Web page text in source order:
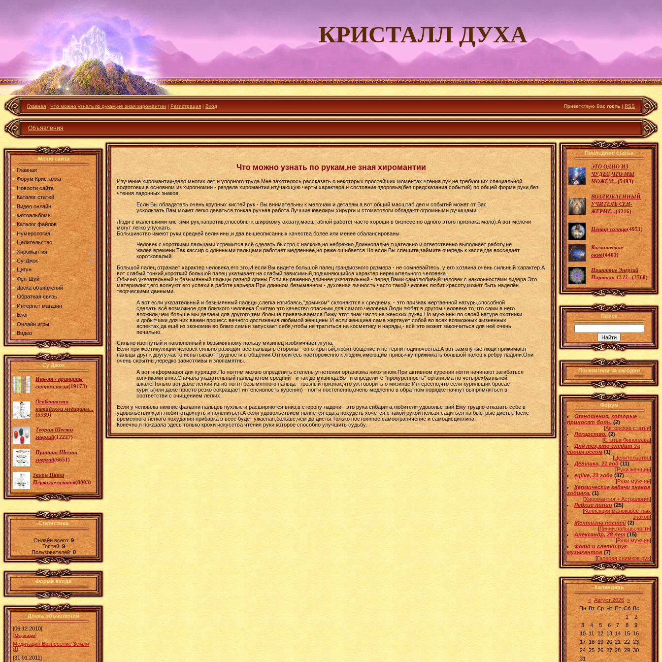
КРИСТАЛЛ ДУХА
Главная | Что можно узнать по рукам,не зная хиромантии | Регистрация | Вход Приветствую Вас гость | RSS
Объявления
Меню сайта
Главная
Форум Кристалла
Новости сайта
Каталог статей
Видео онлайн
Фотоальбомы
Каталог файлов
Нумерология
Целительство
Хиромантия
Су-Джок
Цигун
Фен-Шуй
Доска объявлений
Обратная связь
Интернет магазин
Блог
Онлайн игры
Видео
Су Джок
Инь-ян - принципы
сторон тела(19173)
Особенности
китайскои медицины...
(5539)
Теория Шести
энергий(12227)
Принцип Шести
энергий(6651)
Закон Пяти
Первоэлементов(8003)
Статистика
Онлайн всего: 9
Гостей: 9
Пользователей:0
Форма входа
Доска объявлений
[06.12.2010]
[Медитации]
Медитация Вознесение Земли
(1)
[31.01.2011]
Что можно узнать по рукам,не зная хиромантии
Изучение хиромантии-дело многих лет и упорного труда.Мне захотелось рассказать о некоторых простейших моментах чтения рук,не требующих специальной
подготовки,в основном из хирогномии - раздела хиромантии,изучающую черты характера и состояние здоровья(без предсказания событий) по общей форме руки,без
чтения ладонных знаков.
Если Вы обладатель очень крупных кистей рук - Вы внимательны к мелочам и деталям,а вот общий масштаб дел и событий может от Вас
ускользать.Вам может легко даваться тонкая ручная работа.Лучшие ювелиры,хирурги и стоматологи обладают огромными ручищами.
Люди с маленькими кистями рук,напротив,способны к широкому охвату,масштабной работе( часто хороши в бизнесе,но одного этого признака мало).А вот мелочи
могут легко упускать.
Большинство имеют руки средней величины,и два вышеописанных качества более или менее сбалансированы.
Человек с короткими пальцами стремится всё сделать быстро,с наскока,но небрежно.Длиннопалые тщательно и ответственно выполняет работу,не
жалея времени.Так,кассир с длинными пальцами работает медленнее,но реже ошибается.Но если Вы спешите,займите очередь к кассе,где восседает
короткопалый.
Большой палец отражает характер человека,его эго.И если Вы видите большой палец грандиозного размера - не сомневайтесь, у его хозяина очень сильный характер.А
вот слабый,тонкий,короткий большой палец указывает на слабый,зависимый,подчиняющийся характер нерешительного человека.
Обычно указательный и безымянный пальцы разной длины.Если выраженно длиннее указательный - перед Вами самолюбивый человек с наклонностями лидера.Это
материалист,его волнуют его успехи в работе,карьера.При длинном безымянном - духовная личность,часто такой человек любит красоту,может быть наделён
творческими данными.
А вот если указательный и безымянный пальцы,слегка изгибаясь,"домиком" склоняются к среднему, - это признак жертвенной натуры,способной
сделать всё возможное для близкого человека.Считаю это качество опасным для самого человека.Люди любят в другом человеке то,что сами в него
вложили,чем больше мы делаем для другого,тем больше привязываемся.Вижу этот знак часто на женских руках.Но мужчины по своей натуре охотники
и добытчики,для них важен процесс вечного достижения любимой женщины.И если женщина сама жертвует собой во всех возможных жизненных
аспектах,да ещё из экономии во благо семьи запускает себя,чтобы не тратиться на косметику и наряды,- всё это может закончиться для неё очень
печально.
Сильно изогнутый и наклонённый к безымянному пальцу мизинец изобличчает лгуна.
Если при жестикуляции человек сильно разводит все пальцы в стороны - он открытый,любит общение и не терпит одиночества.А вот замкнутые люди прижимают
пальцы друг к другу,часто испытывают трудности в общении.Относитесь настороженно к людям,имеющим привычку прижимать большой палец к ребру ладони.Они
очень скрытны,нередко завистливы и злопамятны.
А вот информация для курящих.По ногтям можно определить степень угнетения организма никотином.При активном курении ногти начинают загибаться
кончиками вниз.Сначала указательный палец,потом средний - и так до мизинца.Вот и определите "прокуренность" организма по четырёхбалльной
шкале!Только вот даже лёгкий изгиб ногтя безымянного пальца - грозный признак,что уж говорить о мизинце!Интересно,что если курильщик бросает
курить(или даже просто резко сокращает интенсивность курения) - ногти постепенно,очень медленно в обратном порядке начнут выпрямляться в
соответстви с очищением легких.
Если у человека нижние фаланги пальцев пухлые и расширяются вниз,в сторону ладони - это рука сибарита,любителя удовольствий.Ему трудно отказать себе в
удовольствиях,он любит отдохнуть и полениться.А если удовольствием является еда,а похудеть хочется,с такой рукой нельзя садиться на быстрые диеты.После
временного лёгкого похудания прибавка в весе будет ужасная,больше,чем до диеты.Только постоянное самоограничение и самодисциплина.
Конечно,я показала здесь только крохи искусства чтения руки,которое способно улучшить судьбу.
Последние статьи
ЭТО ОДНО ИЗ
ЧУДЕС,ЧТО МЫ
МОЖЕМ...(5493)
ВОЗЛЮБЛЕННЫЙ
УЧИТЕЛЬ СЕН-
ЖЕРМЕ...(4216)
Центр солнца(4951)
Космическое
окно(4401)
Принятие Энергий
Портала 12.12...(3760)
Поиск
Посетители за сегодня
Форум
Отношения, которые
приносят боль. (2)
[Авторские статьи]
Лекарство. (2)
[Статьи Финогеева]
Для тех,кто следит за
своим весом (1)
[Целительство]
Девушка, 21 год (11)
[Руки женщин]
eglive, 23 года (37)
[Руки мужчин]
Кармические задачи знаков
зодиака. (1)
[Хиромантия + Астрология]
Редкие линии (25)
[Коллекция малоизвестных
знаков]
Желтизна ногтей (2)
[Линии,пальцы,ногти]
Александр, 29 лет (15)
[Руки мужчин]
Фото и слепки рук
музыкантов (7)
[Галерея снимков рук]
Календарь
« Август 2026 »
Пн Вт Ср Чт Пт Сб Вс
1
2
3
4 5 6 7 8
9
10 11 12 13 14 15
16
17
18 19 20 21 22 23
24 25 26 27 28 29 30
31